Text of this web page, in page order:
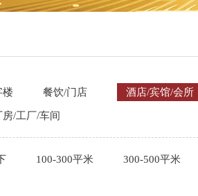
楼 餐饮/门店 酒店/宾馆/会所
房/工厂/车间
100-300平米 300-500平米